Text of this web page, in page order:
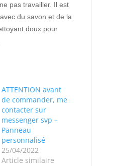
pas travailler. Il est
du savon et de la
doux pour
ATTENTION avant
de commander, me
contacter sur
messenger svp –
Panneau
personnalisé
25/04/2022
Article similaire